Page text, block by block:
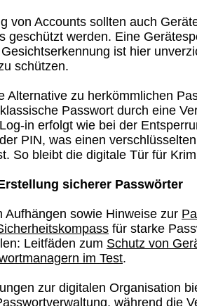
von Accounts sollten auch
geschützt werden. Eine
ist hier
schützen.
Alternative zu herkömmlichen
Passwort durch eine
in erfolgt wie bei der
PIN, was einen
So bleibt die digitale Tür für
sicherer Passwörter
Aufhängen sowie Hinweise zur
für starke
Leitfäden zum Schutz von
im Test.
zur digitalen Organisation
, während die